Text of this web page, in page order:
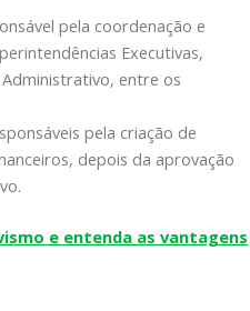
pela coordenação e
Executivas,
entre os
pela criação de
depois da aprovação
e entenda as vantagens